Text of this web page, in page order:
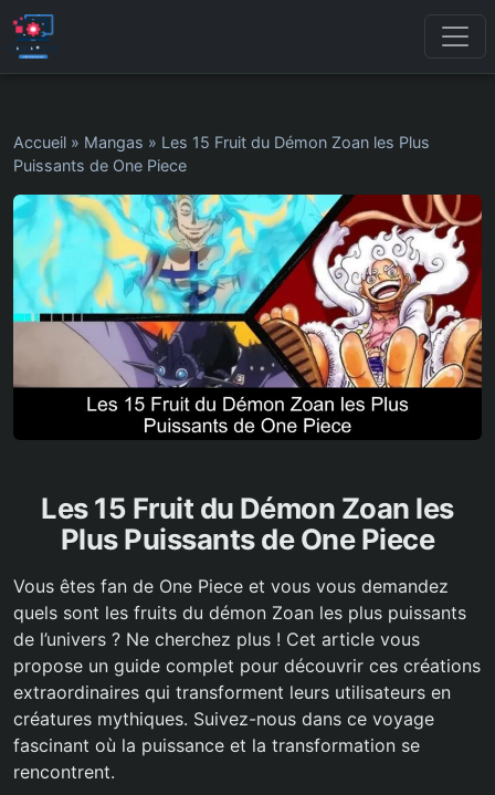
Accueil » Mangas » Les 15 Fruit du Démon Zoan les Plus
Puissants de One Piece
Les 15 Fruit du Démon Zoan les
Plus Puissants de One Piece
Vous êtes fan de One Piece et vous vous demandez
quels sont les fruits du démon Zoan les plus puissants
de l’univers ? Ne cherchez plus ! Cet article vous
propose un guide complet pour découvrir ces créations
extraordinaires qui transforment leurs utilisateurs en
créatures mythiques. Suivez-nous dans ce voyage
fascinant où la puissance et la transformation se
rencontrent.